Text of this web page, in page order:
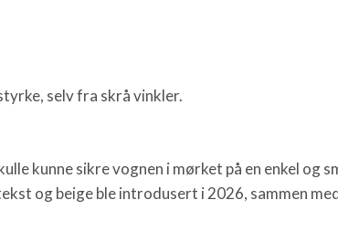
selv fra skrå vinkler.
kunne sikre vognen i mørket på en enkel og
og beige ble introdusert i 2026, sammen